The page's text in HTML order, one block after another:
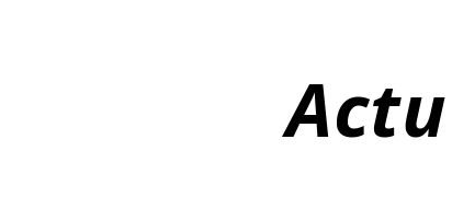
Actu